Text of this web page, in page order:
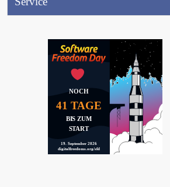
(17.9.2026)
Aktionen
Peertube)
Referentenbereich
NOCH
41 TAGE
BIS ZUM
START
19. September 2026
digitalfreedoms.org/sfd